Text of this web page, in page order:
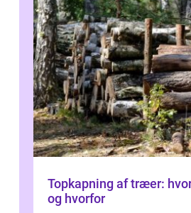
Topkapning af træer:
og hvorfor